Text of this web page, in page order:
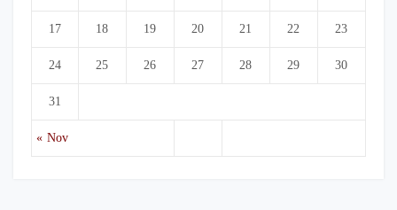
« Nov
17 18 19 20 21 22 23
24 25 26 27 28 29 30
31